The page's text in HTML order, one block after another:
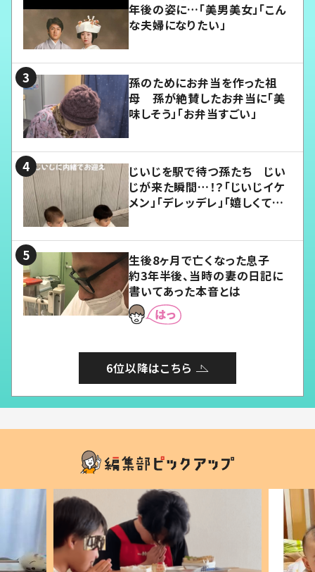
年後の姿に…「美男美女」「こん
な夫婦になりたい」
孫のためにお弁当を作った祖
母 孫が絶賛したお弁当に「美
味しそう」「お弁当すごい」
じいじを駅で待つ孫たち じい
じが来た瞬間…！？「じいじイケ
メン」「デレッデレ」「嬉しくて可
生後8ヶ月で亡くなった息子
約3年半後、当時の妻の日記に
書いてあった本音とは
6位以降はこちら